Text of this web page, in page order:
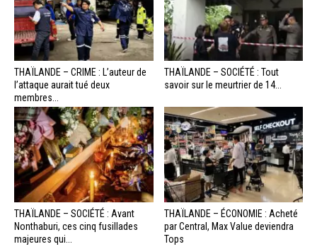
THAÏLANDE – CRIME : L’auteur de
l’attaque aurait tué deux
membres...
THAÏLANDE – SOCIÉTÉ : Tout
savoir sur le meurtrier de 14...
THAÏLANDE – SOCIÉTÉ : Avant
Nonthaburi, ces cinq fusillades
majeures qui...
THAÏLANDE – ÉCONOMIE : Acheté
par Central, Max Value deviendra
Tops